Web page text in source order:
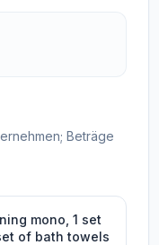
Beträge
mono, 1 set
of bath towels